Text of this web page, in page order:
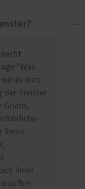
"Was
es kurz:
der Fenster
Grund,
Ihnen
Ihren